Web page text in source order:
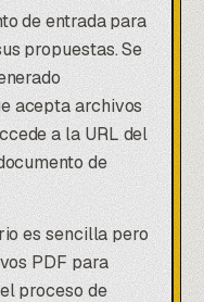
de entrada para
propuestas. Se
acepta archivos
a la URL del
de
es sencilla pero
PDF para
proceso de